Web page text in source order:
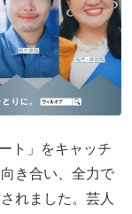
ト」をキャッチ
き合い、全力で
れました。芸人